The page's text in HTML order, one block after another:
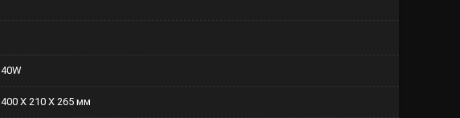
40W
400 X 210 X 265 мм